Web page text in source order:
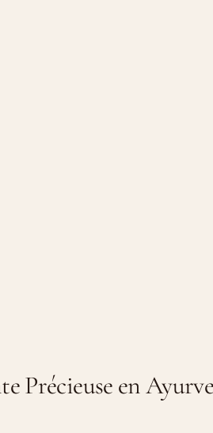
Précieuse en